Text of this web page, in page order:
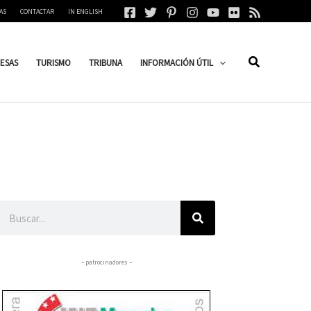
CONTACTAR IN ENGLISH
TURISMO TRIBUNA INFORMACIÓN ÚTIL
– patrocinadores –